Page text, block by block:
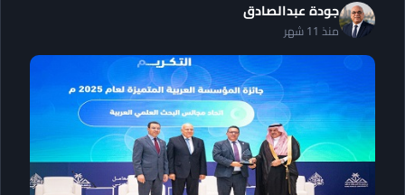
جودة عبدالصادق
منذ 11 شهر